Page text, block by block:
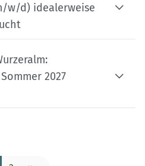
w/d) idealerweise
2027